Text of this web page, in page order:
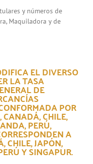
y números de
Maquiladora y de
EL DIVERSO
LA TASA
DE
POR
CHILE,
PERÚ,
A
CHILE, JAPÓN,
Y SINGAPUR.